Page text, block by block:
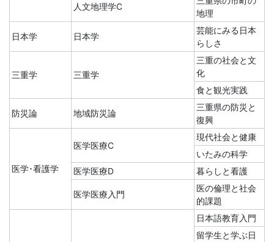
人文地理学C
地理
日本学 日本学
芸能にみる日本
らしさ
三重学 三重学
三重の社会と文
化
食と観光実践
防災論 地域防災論
三重県の防災と
復興
医学･看護学
医学医療C
現代社会と健康
いたみの科学
医学医療D
暮らしと看護
医学医療入門
医の倫理と社会
的課題
日本語教育入門
留学生と学ぶ日